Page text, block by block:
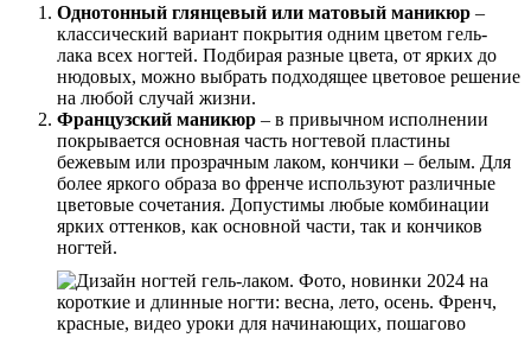
Однотонный глянцевый или матовый маникюр –
классический вариант покрытия одним цветом гель-
лака всех ногтей. Подбирая разные цвета, от ярких до
нюдовых, можно выбрать подходящее цветовое решение
на любой случай жизни.
Французский маникюр – в привычном исполнении
покрывается основная часть ногтевой пластины
бежевым или прозрачным лаком, кончики – белым. Для
более яркого образа во френче используют различные
цветовые сочетания. Допустимы любые комбинации
ярких оттенков, как основной части, так и кончиков
ногтей.